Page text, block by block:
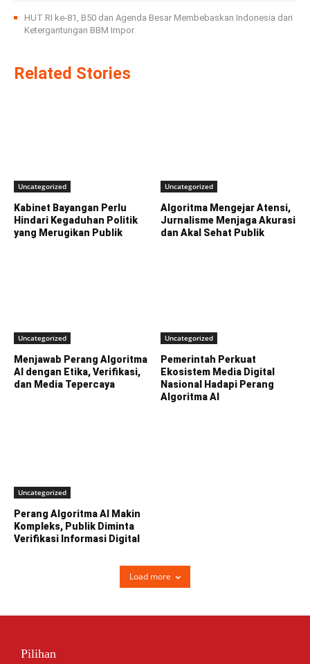
HUT RI ke-81, B50 dan Agenda Besar Membebaskan Indonesia dari
Ketergantungan BBM Impor
Related Stories
Uncategorized
Kabinet Bayangan Perlu
Hindari Kegaduhan Politik
yang Merugikan Publik
Uncategorized
Algoritma Mengejar Atensi,
Jurnalisme Menjaga Akurasi
dan Akal Sehat Publik
Uncategorized
Menjawab Perang Algoritma
AI dengan Etika, Verifikasi,
dan Media Tepercaya
Uncategorized
Pemerintah Perkuat
Ekosistem Media Digital
Nasional Hadapi Perang
Algoritma AI
Uncategorized
Perang Algoritma AI Makin
Kompleks, Publik Diminta
Verifikasi Informasi Digital
Load more
Pilihan